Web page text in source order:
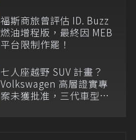
福斯商旅曾評估 ID. Buzz
燃油增程版，最終因 MEB
平台限制作罷！
七人座越野 SUV 計畫？
Volkswagen 高層證實專
案未獲批准，三代車型不